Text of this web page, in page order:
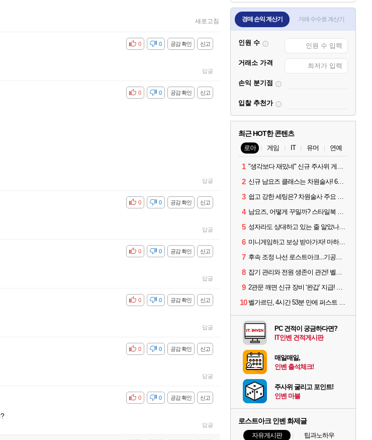
새로고침
신고
공감 확인
비공감 0
0
답글
신고
공감 확인
비공감 0
0
답글
신고
공감 확인
비공감 0
0
답글
신고
공감 확인
비공감 0
0
답글
신고
공감 확인
비공감 0
0
답글
신고
공감 확인
비공감 0
0
답글
신고
공감 확인
비공감 0
0
답글
경매 손익 계산기 거래 수수료 계산기
인원 수
거래소 가격
손익 분기점
입찰 추천가
최근 HOT한 콘텐츠
로아 게임 IT 유머 연예
1 "생각보다 재밌네" 신규 주사위 게임 티카투카 호평
2 신규 남요즈 클래스는 차원술사! 6월 20일 로아온 썸머 정리
3 쉽고 강한 세팅은? 차원술사 주요 빌드와 스킬 코드
4 남요즈, 어떻게 꾸밀까? 스타일북 인기 차원술사 커스터마이즈
5 성자라도 상대하고 있는 줄 알았나? 벨가르딘 이모저모
6 미니게임하고 보상 받아가자! 마하라카 썸머 캠프 할 일은?
7 후속 조정 나선 로스트아크...기공사, 차원술사 하향
8 잡기 관리와 전원 생존이 관건! 벨가르딘 유물 칭호 획득방법 정리
9 2관문 깨면 신규 장비 ‘완갑’ 지급! 그림자 레이드 벨가르딘 공개
10 벨가르딘, 4시간 53분 만에 퍼스트 클리어 나왔다
PC 견적이 궁금하다면?
IT인벤 견적게시판
매일매일,
인벤 출석체크!
주사위 굴리고 포인트!
인벤 마블
로스트아크 인벤 화제글
자유게시판 팁과노하우